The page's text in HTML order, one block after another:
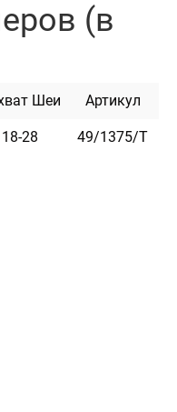
пряжкой,
и резинкой,
гибкий и не боится
в уходе.
(в
Шеи Артикул
18-28 49/1375/Т